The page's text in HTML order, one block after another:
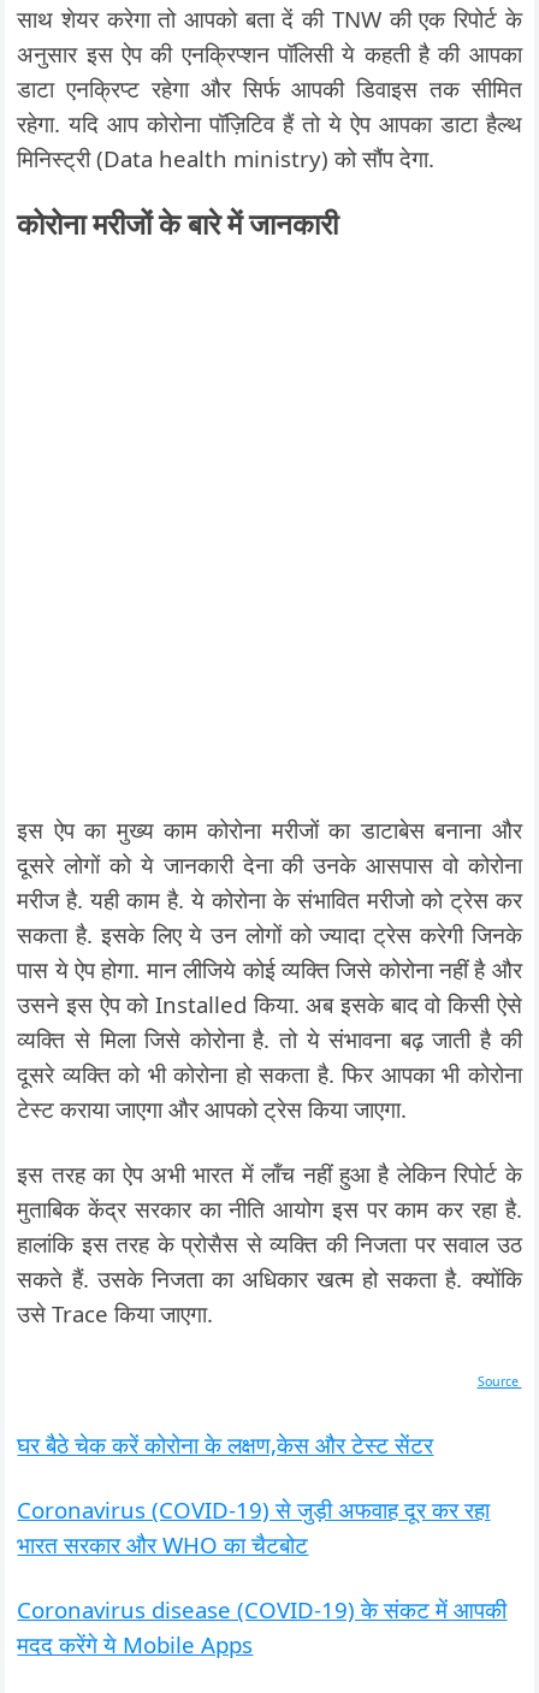
साथ शेयर करेगा तो आपको बता दें की TNW की एक रिपोर्ट के
अनुसार इस ऐप की एनक्रिप्शन पॉलिसी ये कहती है की आपका
डाटा एनक्रिप्ट रहेगा और सिर्फ आपकी डिवाइस तक सीमित
रहेगा. यदि आप कोरोना पॉज़िटिव हैं तो ये ऐप आपका डाटा हैल्थ
मिनिस्ट्री (Data health ministry) को सौंप देगा.
कोरोना मरीजों के बारे में जानकारी
इस ऐप का मुख्य काम कोरोना मरीजों का डाटाबेस बनाना और
दूसरे लोगों को ये जानकारी देना की उनके आसपास वो कोरोना
मरीज है. यही काम है. ये कोरोना के संभावित मरीजो को ट्रेस कर
सकता है. इसके लिए ये उन लोगों को ज्यादा ट्रेस करेगी जिनके
पास ये ऐप होगा. मान लीजिये कोई व्यक्ति जिसे कोरोना नहीं है और
उसने इस ऐप को Installed किया. अब इसके बाद वो किसी ऐसे
व्यक्ति से मिला जिसे कोरोना है. तो ये संभावना बढ़ जाती है की
दूसरे व्यक्ति को भी कोरोना हो सकता है. फिर आपका भी कोरोना
टेस्ट कराया जाएगा और आपको ट्रेस किया जाएगा.
इस तरह का ऐप अभी भारत में लॉंच नहीं हुआ है लेकिन रिपोर्ट के
मुताबिक केंद्र सरकार का नीति आयोग इस पर काम कर रहा है.
हालांकि इस तरह के प्रोसैस से व्यक्ति की निजता पर सवाल उठ
सकते हैं. उसके निजता का अधिकार खत्म हो सकता है. क्योंकि
उसे Trace किया जाएगा.
Source
घर बैठे चेक करें कोरोना के लक्षण,केस और टेस्ट सेंटर
Coronavirus (COVID-19) से जुड़ी अफवाह दूर कर रहा
भारत सरकार और WHO का चैटबोट
Coronavirus disease (COVID-19) के संकट में आपकी
मदद करेंगे ये Mobile Apps